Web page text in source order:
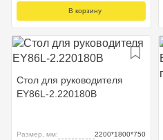
В корзину
Стол для руководителя
EY86L-2.220180B
Размер, мм: 2200*1800*750